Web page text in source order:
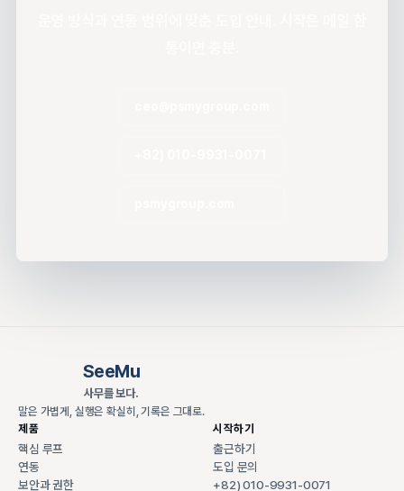
SeeMu
사무를 보다.
말은 가볍게, 실행은 확실히, 기록은 그대로.
제품
핵심 루프
연동
보안과 권한
시작하기
출근하기
도입 문의
+82) 010-9931-0071